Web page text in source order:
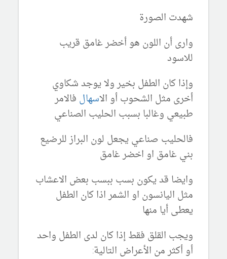
شهدت الصورة
وارى أن اللون هو أخضر غامق قريب
للاسود
وإذا كان الطفل بخير ولا يوجد شكاوي
أخرى مثل الشحوب أو الاسهال فالامر
طبيعي وغالبا بسبب الحليب الصناعي
فالحليب صناعي يجعل لون البراز للرضيع
بني غامق او اخضر غامق
وايضا قد يكون بسب ببسب بعض الاعشاب
مثل اليانسون او الشمر اذا كان الطفل
يعطى أيا منها
ويجب القلق فقط إذا كان لدى الطفل واحد
أو أكثر من الأعراض التالية: